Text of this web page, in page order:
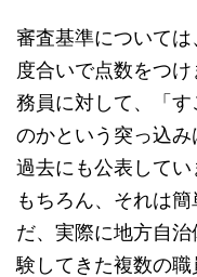
審査基準について
度合いで点数をつ
務員に対して、「
のかという突っ込
過去にも公表してい
もちろん、それは
だ、実際に地方自
験してきた複数の